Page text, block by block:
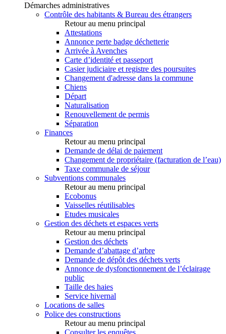
Démarches administratives
Contrôle des habitants & Bureau des étrangers
Retour au menu principal
Attestations
Annonce perte badge déchetterie
Arrivée à Avenches
Carte d’identité et passeport
Casier judiciaire et registre des poursuites
Changement d'adresse dans la commune
Chiens
Départ
Naturalisation
Renouvellement de permis
Séparation
Finances
Retour au menu principal
Demande de délai de paiement
Changement de propriétaire (facturation de l’eau)
Taxe communale de séjour
Subventions communales
Retour au menu principal
Ecobonus
Vaisselles réutilisables
Etudes musicales
Gestion des déchets et espaces verts
Retour au menu principal
Gestion des déchets
Demande d’abattage d’arbre
Demande de dépôt des déchets verts
Annonce de dysfonctionnement de l’éclairage
public
Taille des haies
Service hivernal
Locations de salles
Police des constructions
Retour au menu principal
Consulter les enquêtes